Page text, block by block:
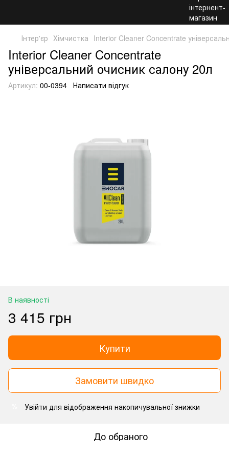
Інтер'єр Хімчистка Interior Cleaner Concentrate
Interior Cleaner Concentrate
універсальний очисник салону 20л
Артикул: 00-0394 Написати відгук
В наявності
3 415 грн
Купити
Замовити швидко
Увійти для відображення накопичувальної знижки
До обраного